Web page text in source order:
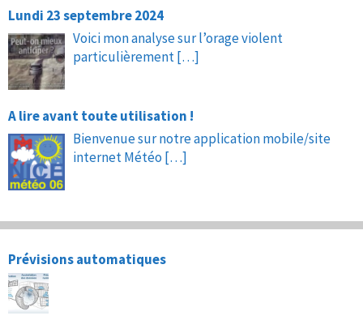
Lundi 23 septembre 2024
Voici mon analyse sur l’orage violent
particulièrement[…]
A lire avant toute utilisation !
Bienvenue sur notre application mobile/site
internet Météo […]
Prévisions automatiques